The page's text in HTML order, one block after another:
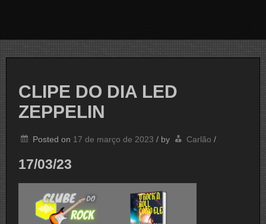
CLIPE DO DIA LED
ZEPPELIN
Posted on 17 de março de 2023 / by Carlão /
17/03/23